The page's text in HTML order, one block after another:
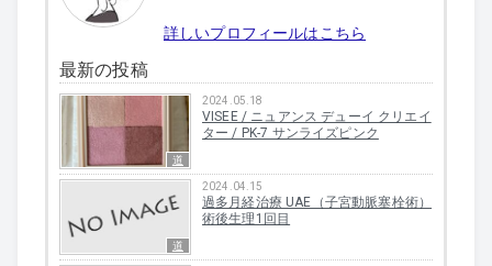
詳しいプロフィールはこちら
最新の投稿
道
2024.05.18
VISEE / ニュアンス デューイ クリエイ
ター / PK-7 サンライズピンク
道
2024.04.15
過多月経治療 UAE（子宮動脈塞栓術）
術後生理1回目